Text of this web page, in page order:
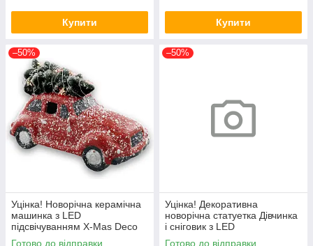
Купити Купити
–50%
Уцінка! Новорічна керамічна
машинка з LED
підсвічуванням X-Mas Deco
Collection, 10 LED
Готово до відправки
–50%
Уцінка! Декоративна
новорічна статуетка Дівчинка
і сніговик з LED
підсвічуванням KSD, 17 см
Готово до відправки